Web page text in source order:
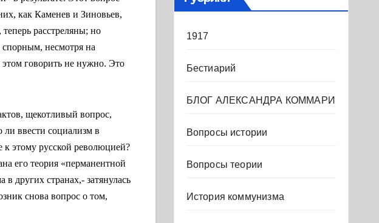
как Каменев и Зиновьев,
расстреляны; но
спорным, несмотря на
этом говорить не нужно. Это
щекотливый вопрос,
ввести социализм в
к этому русской революцией?
его теория «перманентной
других странах,- затянулась
снова вопрос о том,
1917
Бестиарий
БЛОГ АЛЕКСАНДРА КОММАРИ
Вопросы истории
Вопросы теории
История коммунизма